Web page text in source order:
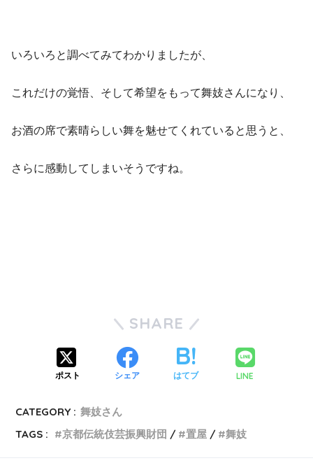
いろいろと調べてみてわかりましたが、
これだけの覚悟、そして希望をもって舞妓さんになり、
お酒の席で素晴らしい舞を魅せてくれていると思うと、
さらに感動してしまいそうですね。
SHARE
ポスト シェア はてブ LINE
CATEGORY : 舞妓さん
TAGS :
京都伝統伎芸振興財団 置屋 舞妓